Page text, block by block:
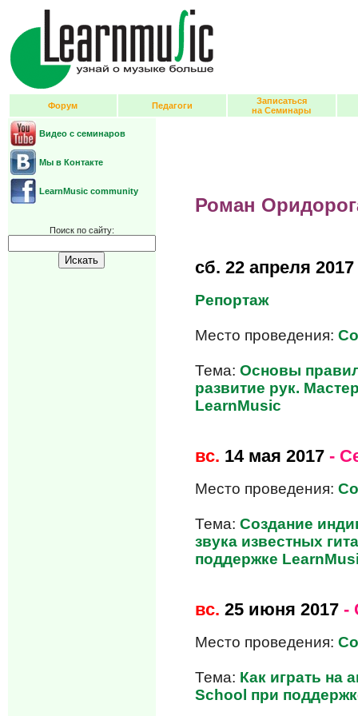
Форум Педагоги
Записаться
на Семинары
Видео с семинаров
Мы в Контакте
LearnMusic community
Поиск по сайту:
Роман
сб. 22 апреля 2017
Репортаж
Место проведения:
Тема:Основы
развитие рук.
LearnMusic
вс. 14 мая 2017 -
Место проведения:
Тема:Создание
звука известных
поддержке
вс. 25 июня 2017 -
Место проведения:
Тема: Как играть на
School при